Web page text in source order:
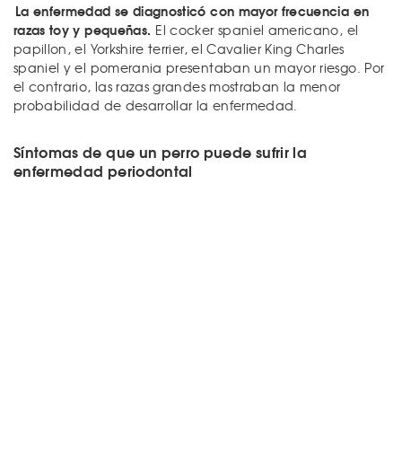
La enfermedad se diagnosticó con mayor frecuencia en
razas toy y pequeñas. El cocker spaniel americano, el
papillon, el Yorkshire terrier, el Cavalier King Charles
spaniel y el pomerania presentaban un mayor riesgo. Por
el contrario, las razas grandes mostraban la menor
probabilidad de desarrollar la enfermedad.
Síntomas de que un perro puede sufrir la
enfermedad periodontal